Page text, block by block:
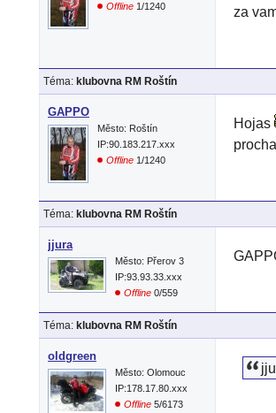
Offline 1/1240
za
Téma: klubovna RM Roštín
GAPPO
Město: Roštín
IP:90.183.217.xxx
Offline 1/1240
Hojas
Téma: klubovna RM Roštín
jjura
Město: Přerov 3
IP:93.93.33.xxx
Offline 0/559
Téma: klubovna RM Roštín
oldgreen
Město: Olomouc
IP:178.17.80.xxx
Offline 5/6173